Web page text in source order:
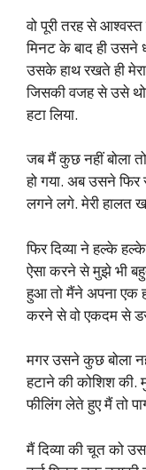
वो पूरी तरह से
मिनट के बाद ही उसने
उसके हाथ रखते ही
जिसकी वजह से उसे
हटा लिया.
जब मैं कुछ नहीं बोला
हो गया. अब उसने
लगने लगे. मेरी हालत
फिर दिव्या ने हल्के
ऐसा करने से मुझे भी
हुआ तो मैंने अपना एक
करने से वो एकदम से
मगर उसने कुछ बोला
हटाने की कोशिश की.
फीलिंग लेते हुए मैं तो
मैं दिव्या की चूत को